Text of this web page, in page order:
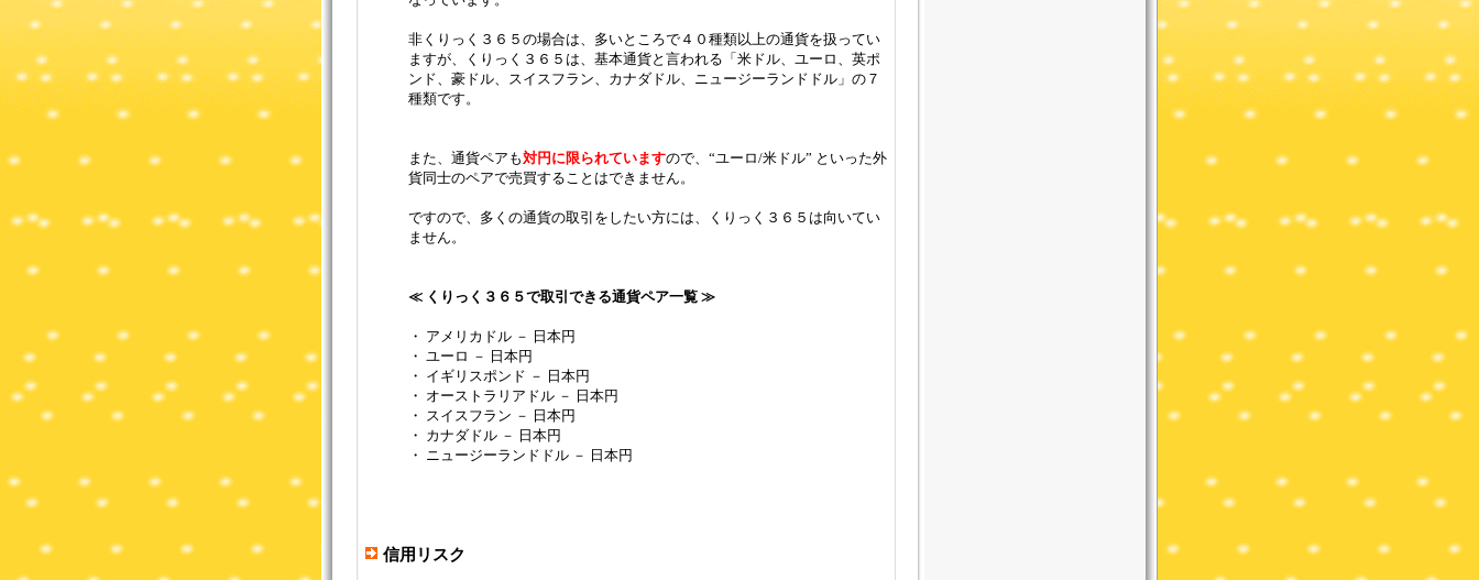
非くりっく３６５の場合は、多いところで４０種類以上の通貨を扱ってい
ますが、くりっく３６５は、基本通貨と言われる「米ドル、ユーロ、英ポ
ンド、豪ドル、スイスフラン、カナダドル、ニュージーランドドル」の７
種類です。
また、通貨ペアも対円に限られていますので、“ユーロ/米ドル” といった外
貨同士のペアで売買することはできません。
ですので、多くの通貨の取引をしたい方には、くりっく３６５は向いてい
ません。
≪ くりっく３６５で取引できる通貨ペア一覧 ≫
・ アメリカドル － 日本円
・ ユーロ － 日本円
・ イギリスポンド － 日本円
・ オーストラリアドル － 日本円
・ スイスフラン － 日本円
・ カナダドル － 日本円
・ ニュージーランドドル － 日本円
信用リスク